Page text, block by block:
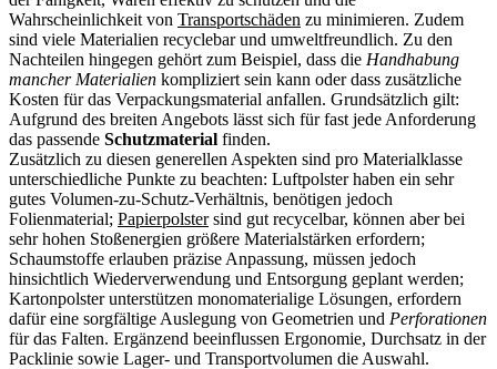
Wahrscheinlichkeit von Transportschäden zu minimieren. Zudem
sind viele Materialien recyclebar und umweltfreundlich. Zu den
Nachteilen hingegen gehört zum Beispiel, dass die Handhabung
mancher Materialien kompliziert sein kann oder dass zusätzliche
Kosten für das Verpackungsmaterial anfallen. Grundsätzlich gilt:
Aufgrund des breiten Angebots lässt sich für fast jede Anforderung
das passende Schutzmaterial finden.
Zusätzlich zu diesen generellen Aspekten sind pro Materialklasse
unterschiedliche Punkte zu beachten: Luftpolster haben ein sehr
gutes Volumen-zu-Schutz-Verhältnis, benötigen jedoch
Folienmaterial; Papierpolstersind gut recycelbar, können aber bei
sehr hohen Stoßenergien größere Materialstärken erfordern;
Schaumstoffe erlauben präzise Anpassung, müssen jedoch
hinsichtlich Wiederverwendung und Entsorgung geplant werden;
Kartonpolster unterstützen monomaterialige Lösungen, erfordern
dafür eine sorgfältige Auslegung von Geometrien und Perforationen
für das Falten. Ergänzend beeinflussen Ergonomie, Durchsatz in der
Packlinie sowie Lager- und Transportvolumen die Auswahl.